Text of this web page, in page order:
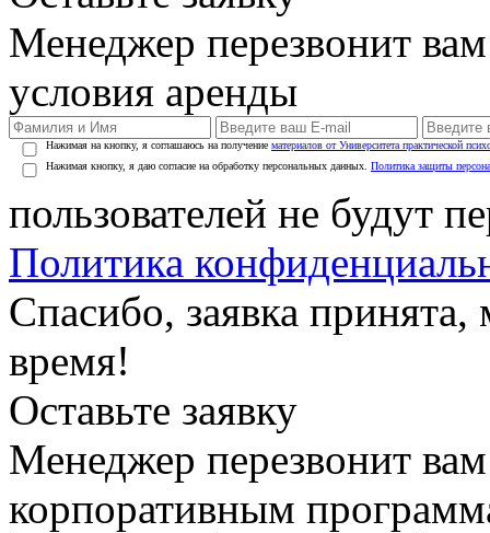
Менеджер перезвонит
условия аренды
Нажимая на кнопку, я соглашаюсь на получение материалов от Университета практической
Нажимая кнопку, я даю согласие на обработку персональных данных. Политика защиты
пользователей не будут
Политика
Спасибо, заявка
время!
Оставьте заявку
Менеджер перезвонит
корпоративным